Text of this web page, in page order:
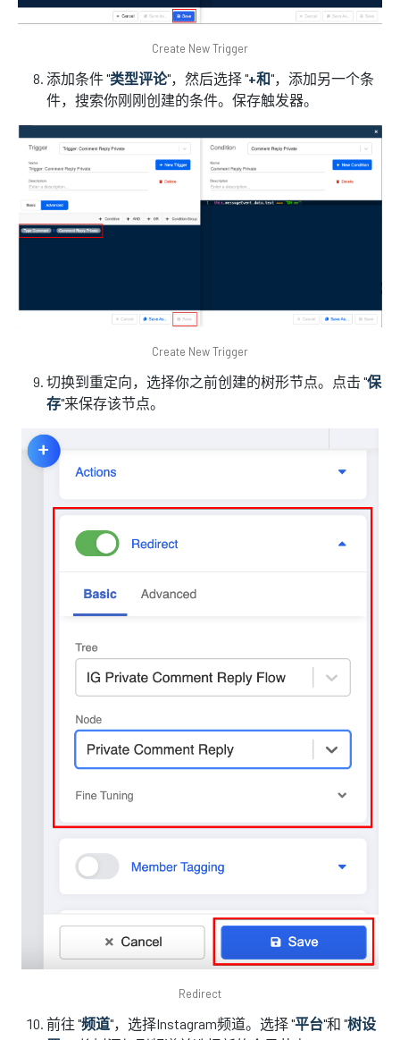
Create New Trigger
添加条件 "类型评论"，然后选择 "+和"，添加另一个条
件，搜索你刚刚创建的条件。保存触发器。
Create New Trigger
切换到重定向，选择你之前创建的树形节点。点击 "保
存"来保存该节点。
Redirect
前往 "频道"，选择Instagram频道。选择 "平台"和 "树设